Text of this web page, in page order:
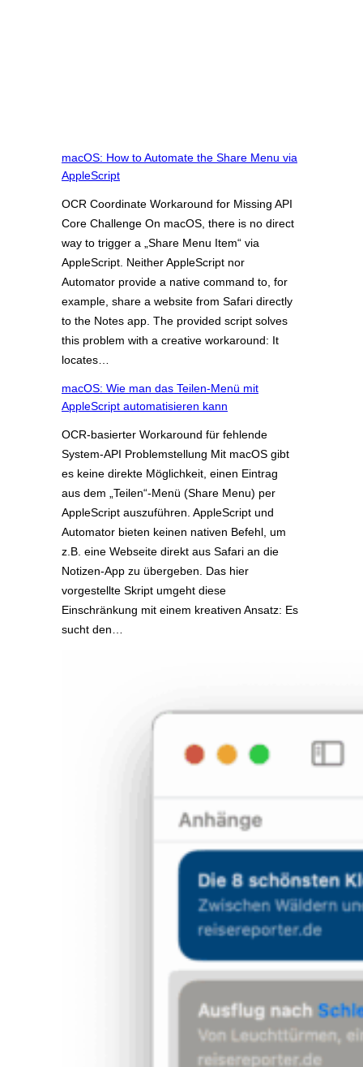
macOS: How to Automate the Share Menu via
AppleScript
OCR Coordinate Workaround for Missing API
Core Challenge On macOS, there is no direct
way to trigger a „Share Menu Item“ via
AppleScript. Neither AppleScript nor
Automator provide a native command to, for
example, share a website from Safari directly
to the Notes app. The provided script solves
this problem with a creative workaround: It
locates…
macOS: Wie man das Teilen-Menü mit
AppleScript automatisieren kann
OCR-basierter Workaround für fehlende
System-API Problemstellung Mit macOS gibt
es keine direkte Möglichkeit, einen Eintrag
aus dem „Teilen“-Menü (Share Menu) per
AppleScript auszuführen. AppleScript und
Automator bieten keinen nativen Befehl, um
z.B. eine Webseite direkt aus Safari an die
Notizen-App zu übergeben. Das hier
vorgestellte Skript umgeht diese
Einschränkung mit einem kreativen Ansatz: Es
sucht den…